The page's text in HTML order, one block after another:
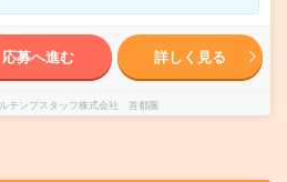
応募へ進む 詳しく見る
テンプスタッフ株式会社 首都圏